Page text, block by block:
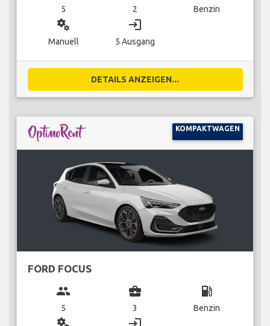
5 2 Benzin
miscellaneous_services
Manuell
login
5 Ausgang
DETAILS ANZEIGEN...
KOMPAKTWAGEN
FORD FOCUS
group
5
business_center
3
local_gas_station
Benzin